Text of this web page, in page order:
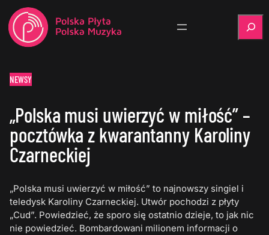
NEWSY
„Polska musi uwierzyć w miłość” –
pocztówka z kwarantanny Karoliny
Czarneckiej
„Polska musi uwierzyć w miłość” to najnowszy singiel i
teledysk Karoliny Czarneckiej. Utwór pochodzi z płyty
„Cud”. Powiedzieć, że sporo się ostatnio dzieje, to jak nic
nie powiedzieć. Bombardowani milionem informacji o